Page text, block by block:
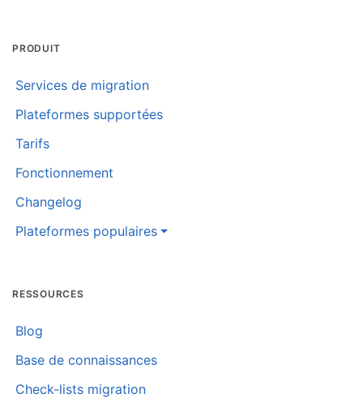
PRODUIT
Services de migration
Plateformes supportées
Tarifs
Fonctionnement
Changelog
Plateformes populaires
RESSOURCES
Blog
Base de connaissances
Check-lists migration